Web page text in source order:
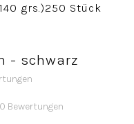
grs.)250 Stück
- schwarz
Bewertungen